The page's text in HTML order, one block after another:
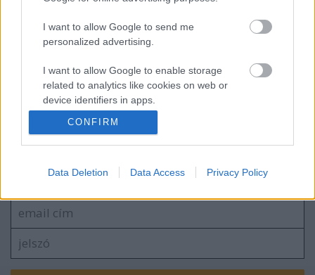
I want to allow Google to send me
personalized advertising.
I want to allow Google to enable storage
related to analytics like cookies on web or
device identifiers in apps.
I want to allow Google to enable storage
related to functionality of the website or app.
I want to allow Google to enable storage
I want to allow Google to enable storage
related to security, including authentication
functionality and fraud prevention, and other
user protection.
CONFIRM
Data Deletion Data Access Privacy Policy
Boldog Új Évet!
A hozzászóláshoz be kell lépned!